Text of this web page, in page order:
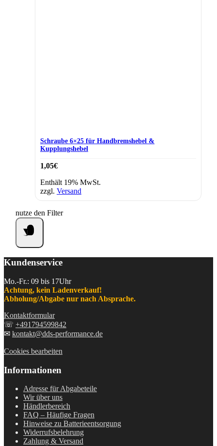
Schraube 6×25 für Handbremshebel &
Kupplungshebel
1,05€
Enthält 19% MwSt.
zzgl. Versand
nutze den Filter
Kundenservice
Mo.-Fr.: 09 bis 17Uhr
Achtung, kein Ladenverkauf!
Abholung/Abgabe nur nach Absprache.
Kontaktformular
☏ +491794599842
✉ kontakt@dds-performance.de
Cookies bearbeiten
Informationen
Adresse für Abgabeteile
Wir über uns
Händlerbereich
FAQ – Häufige Fragen
Hinweise zu Batterieentsorgung
Widerrufsbelehrung
Zahlung & Versand